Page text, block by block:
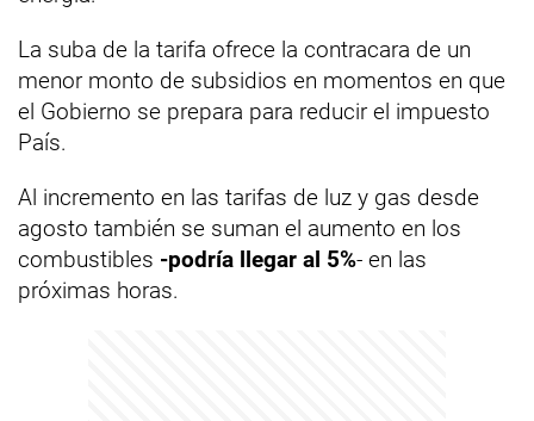
La suba de la tarifa ofrece la contracara de un
menor monto de subsidios en momentos en que
el Gobierno se prepara para reducir el impuesto
País.
Al incremento en las tarifas de luz y gas desde
agosto también se suman el aumento en los
combustibles -podría llegar al 5%- en las
próximas horas.